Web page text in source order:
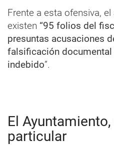
Frente a esta ofensiva,
existen “95 folios del
presuntas acusaciones
falsificación
indebido”.
El
particular